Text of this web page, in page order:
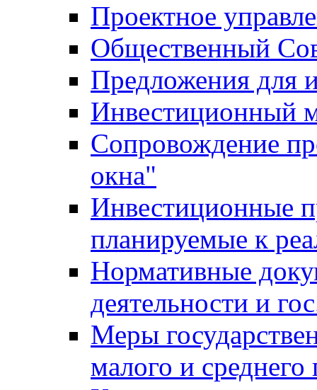
Проектное
Общественный
Предложения для
Инвестиционный
Сопровождение
окна"
Инвестиционные
планируемые к
Нормативные
деятельности и
Меры
малого и среднего